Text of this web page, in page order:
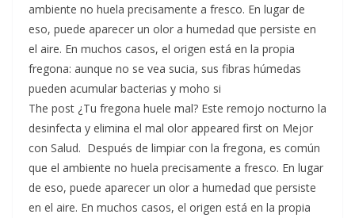
ambiente no huela precisamente a fresco. En lugar de
eso, puede aparecer un olor a humedad que persiste en
el aire. En muchos casos, el origen está en la propia
fregona: aunque no se vea sucia, sus fibras húmedas
pueden acumular bacterias y moho si
The post ¿Tu fregona huele mal? Este remojo nocturno la
desinfecta y elimina el mal olor appeared first on Mejor
con Salud. Después de limpiar con la fregona, es común
que el ambiente no huela precisamente a fresco. En lugar
de eso, puede aparecer un olor a humedad que persiste
en el aire. En muchos casos, el origen está en la propia